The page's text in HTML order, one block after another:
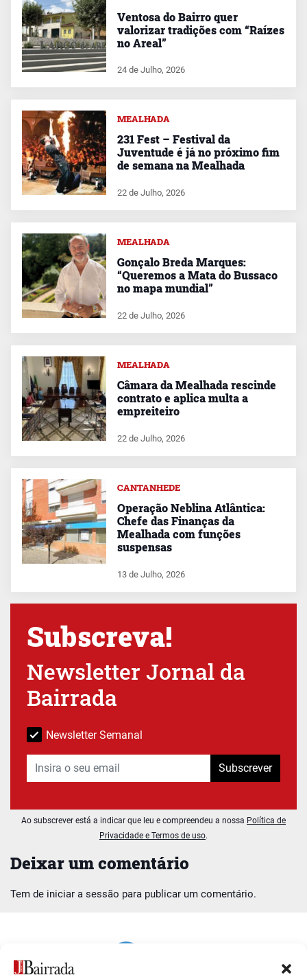
Deixar um comentário
Tem de iniciar a sessão para publicar um comentário.
Ventosa do Bairro quer
valorizar tradições com “Raízes
no Areal”
24 de Julho, 2026
MEALHADA
231 Fest – Festival da
Juventude é já no próximo fim
de semana na Mealhada
22 de Julho, 2026
MEALHADA
Gonçalo Breda Marques:
“Queremos a Mata do Bussaco
no mapa mundial”
22 de Julho, 2026
MEALHADA
Câmara da Mealhada rescinde
contrato e aplica multa a
empreiteiro
22 de Julho, 2026
CANTANHEDE
Operação Neblina Atlântica:
Chefe das Finanças da
Mealhada com funções
suspensas
13 de Julho, 2026
Subscreva!
Newsletter Jornal da
Bairrada
Newsletter Semanal
Subscrever
Ao subscrever está a indicar que leu e compreendeu a nossa Política de
Privacidade e Termos de uso.